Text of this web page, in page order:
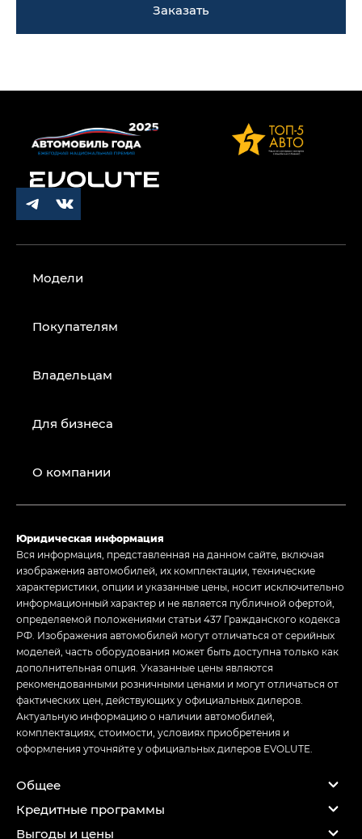
Заказать
Модели
Покупателям
Владельцам
Для бизнеса
О компании
Юридическая информация
Вся информация, представленная на данном сайте, включая
изображения автомобилей, их комплектации, технические
характеристики, опции и указанные цены, носит исключительно
информационный характер и не является публичной офертой,
определяемой положениями статьи 437 Гражданского кодекса
РФ. Изображения автомобилей могут отличаться от серийных
моделей, часть оборудования может быть доступна только как
дополнительная опция. Указанные цены являются
рекомендованными розничными ценами и могут отличаться от
фактических цен, действующих у официальных дилеров.
Актуальную информацию о наличии автомобилей,
комплектациях, стоимости, условиях приобретения и
оформления уточняйте у официальных дилеров EVOLUTE.
Общее
Кредитные программы
Выгоды и цены